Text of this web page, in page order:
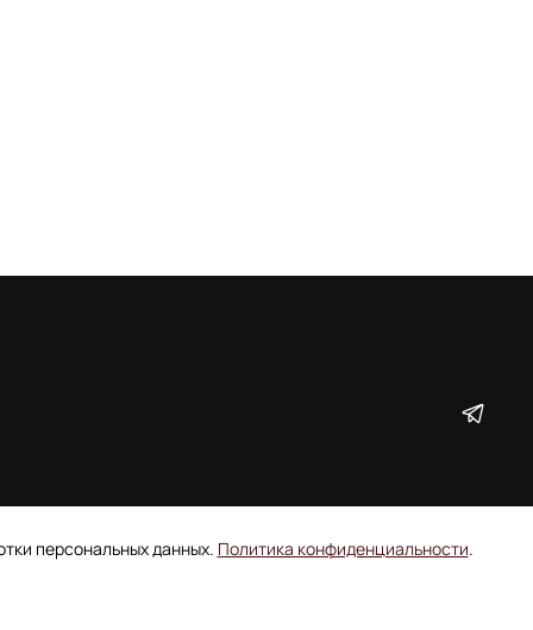
персональных данных. Политика конфиденциальности.